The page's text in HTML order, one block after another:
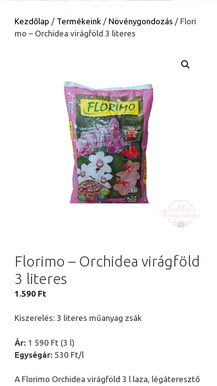
Kezdőlap / Termékeink / Növénygondozás / Flori
mo – Orchidea virágföld 3 literes
Florimo – Orchidea virágföld
3 literes
1.590 Ft
Kiszerelés: 3 literes műanyag zsák
Ár: 1 590 Ft (3 l)
Egységár: 530 Ft/l
A Florimo Orchidea virágföld 3 l laza, légáteresztő